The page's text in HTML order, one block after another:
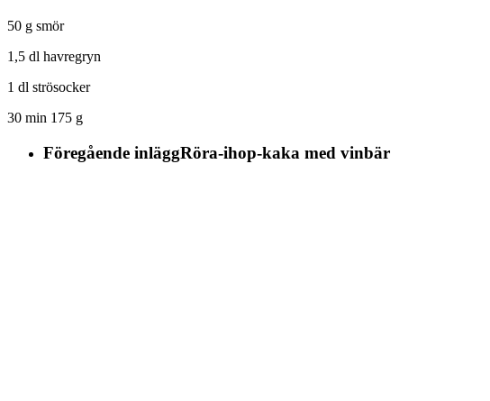
50 g smör
1,5 dl havregryn
1 dl strösocker
30 min 175 g
Föregående inläggRöra-ihop-kaka med vinbär